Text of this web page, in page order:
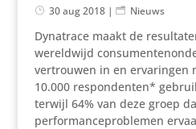
30 aug 2018| Nieuws
Dynatrace maakt de
wereldwijd
vertrouwen in en ervaringen
10.000 respondenten*
terwijl 64% van deze groep
performanceproblemen